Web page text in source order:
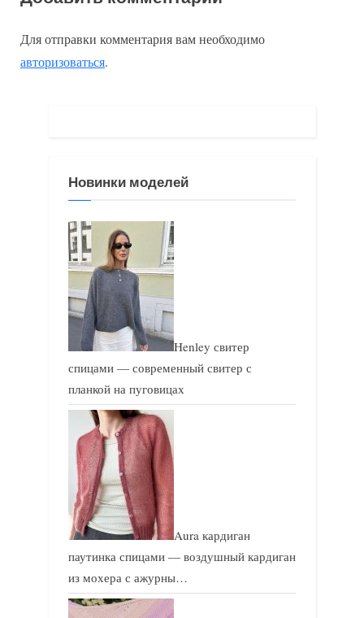
записям
д
у
у
а
и
с
ь
:
Для отправки комментария вам необходимо
авторизоваться.
Новинки моделей
Henley свитер
спицами — современный свитер с
планкой на пуговицах
Aura кардиган
паутинка спицами — воздушный кардиган
из мохера с ажурны…